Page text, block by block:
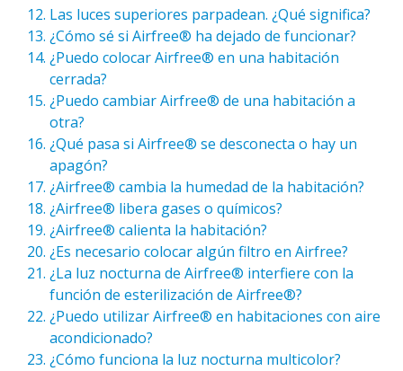
Las luces superiores parpadean. ¿Qué significa?
¿Cómo sé si Airfree® ha dejado de funcionar?
¿Puedo colocar Airfree® en una habitación
cerrada?
¿Puedo cambiar Airfree® de una habitación a
otra?
¿Qué pasa si Airfree® se desconecta o hay un
apagón?
¿Airfree® cambia la humedad de la habitación?
¿Airfree® libera gases o químicos?
¿Airfree® calienta la habitación?
¿Es necesario colocar algún filtro en Airfree?
¿La luz nocturna de Airfree® interfiere con la
función de esterilización de Airfree®?
¿Puedo utilizar Airfree® en habitaciones con aire
acondicionado?
¿Cómo funciona la luz nocturna multicolor?